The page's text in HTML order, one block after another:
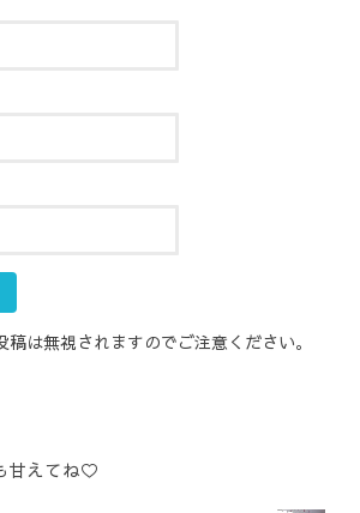
は無視されますのでご注意ください。
甘えてね♡